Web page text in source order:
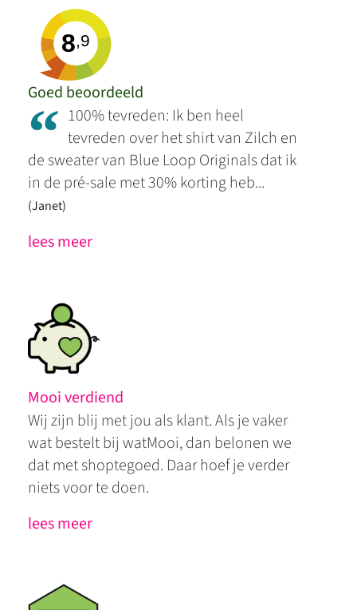
8,9
Goed beoordeeld
“ 100% tevreden: Ik ben heel
tevreden over het shirt van Zilch en
de sweater van Blue Loop Originals dat ik
in de pré-sale met 30% korting heb...
(Janet)
lees meer
Mooi verdiend
Wij zijn blij met jou als klant. Als je vaker
wat bestelt bij watMooi, dan belonen we
dat met shoptegoed. Daar hoef je verder
niets voor te doen.
lees meer